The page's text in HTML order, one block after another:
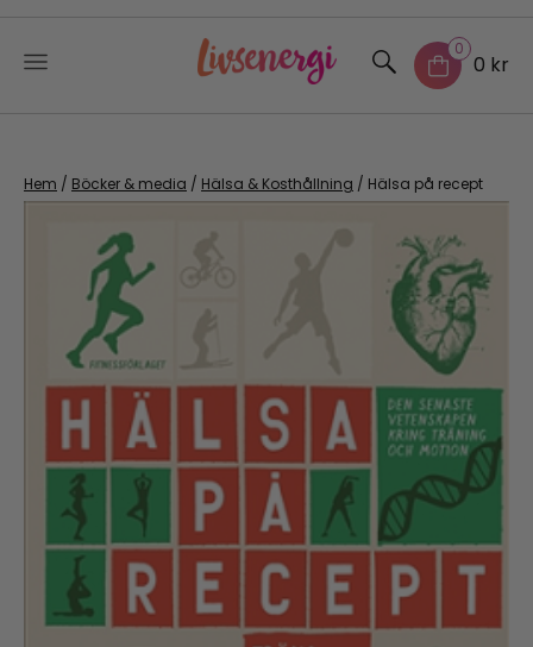
content
0
0 kr
Hem / Böcker & media / Hälsa & Kosthållning / Hälsa på recept